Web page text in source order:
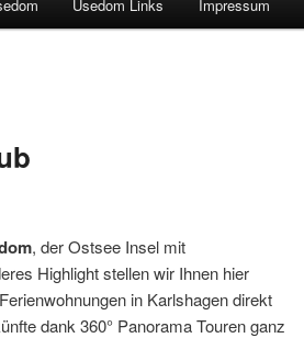
Usedom Links Impressum
, der Ostsee Insel mit
Highlight stellen wir Ihnen hier
in Karlshagen direkt
dank 360° Panorama Touren ganz